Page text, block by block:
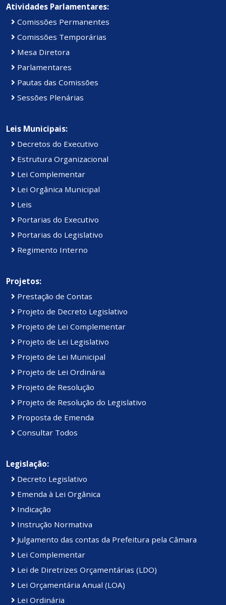
Atividades Parlamentares:
Comissões Permanentes
Comissões Temporárias
Mesa Diretora
Parlamentares
Pautas das Comissões
Sessões Plenárias
Leis Municipais:
Decretos do Executivo
Estrutura Organizacional
Lei Complementar
Lei Orgânica Municipal
Leis
Portarias do Executivo
Portarias do Legislativo
Regimento Interno
Projetos:
Prestação de Contas
Projeto de Decreto Legislativo
Projeto de Lei Complementar
Projeto de Lei Legislativo
Projeto de Lei Municipal
Projeto de Lei Ordinária
Projeto de Resolução
Projeto de Resolução do Legislativo
Proposta de Emenda
Consultar Todos
Legislação:
Decreto Legislativo
Emenda à Lei Orgânica
Indicação
Instrução Normativa
Julgamento das contas da Prefeitura pela Câmara
Lei Complementar
Lei de Diretrizes Orçamentárias (LDO)
Lei Orçamentária Anual (LOA)
Lei Ordinária